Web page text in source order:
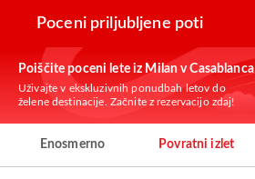
Poceni priljubljene poti
Poiščite poceni lete iz Milan v Casablanca
Uživajte v ekskluzivnih ponudbah letov do
želene destinacije. Začnite z rezervacijo zdaj!
Enosmerno Povratni izlet